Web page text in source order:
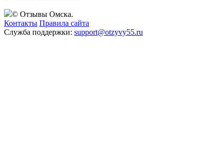
© Отзывы Омска.
Контакты Правила сайта
Служба поддержки: support@otzyvy55.ru